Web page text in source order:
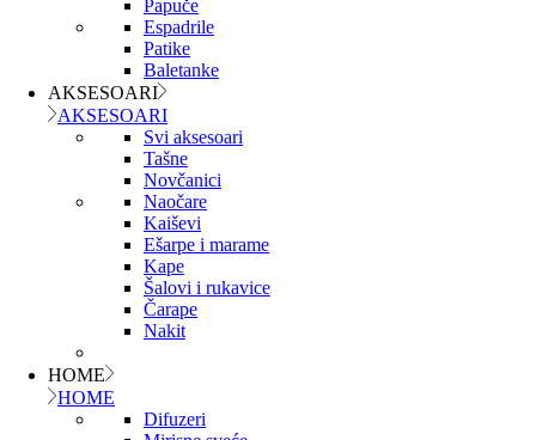
Papuče
Espadrile
Patike
Baletanke
AKSESOARI
AKSESOARI
Svi aksesoari
Tašne
Novčanici
Naočare
Kaiševi
Ešarpe i marame
Kape
Šalovi i rukavice
Čarape
Nakit
HOME
HOME
Difuzeri